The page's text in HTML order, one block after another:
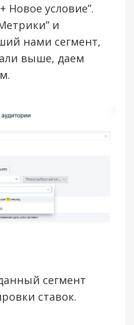
Новое условие”.
и
нами сегмент,
выше, даем
сегмент
ставок.